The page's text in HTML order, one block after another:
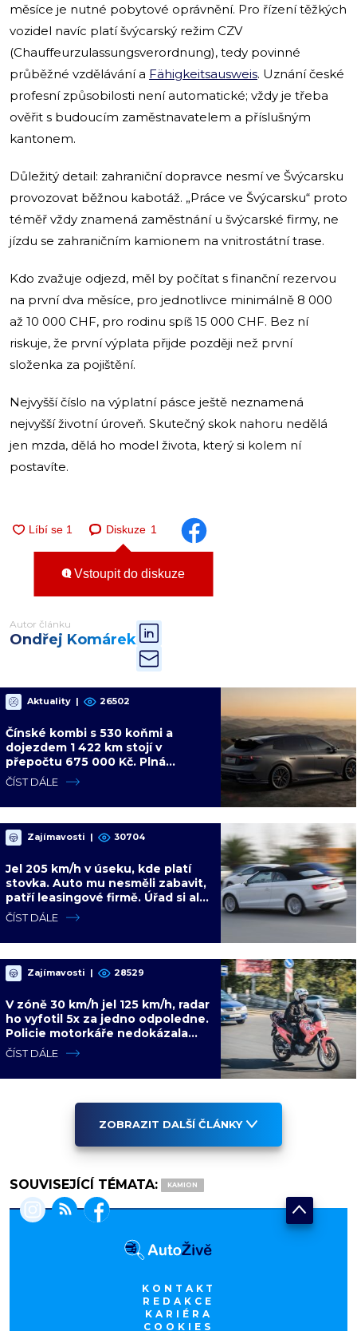
měsíce je nutné pobytové oprávnění. Pro řízení těžkých
vozidel navíc platí švýcarský režim CZV
(Chauffeurzulassungsverordnung), tedy povinné
průběžné vzdělávání a Fähigkeitsausweis. Uznání české
profesní způsobilosti není automatické; vždy je třeba
ověřit s budoucím zaměstnavatelem a příslušným
kantonem.
Důležitý detail: zahraniční dopravce nesmí ve Švýcarsku
provozovat běžnou kabotáž. „Práce ve Švýcarsku“ proto
téměř vždy znamená zaměstnání u švýcarské firmy, ne
jízdu se zahraničním kamionem na vnitrostátní trase.
Kdo zvažuje odjezd, měl by počítat s finanční rezervou
na první dva měsíce, pro jednotlivce minimálně 8 000
až 10 000 CHF, pro rodinu spíš 15 000 CHF. Bez ní
riskuje, že první výplata přijde později než první
složenka za pojištění.
Nejvyšší číslo na výplatní pásce ještě neznamená
nejvyšší životní úroveň. Skutečný skok nahoru nedělá
jen mzda, dělá ho model života, který si kolem ní
postavíte.
Diskuze 1
Vstoupit do diskuze
Autor článku
Ondřej Komárek
Aktuality | 26502
Čínské kombi s 530 koňmi a
dojezdem 1 422 km stojí v
přepočtu 675 000 Kč. Plná
výbava je v ceně, VW a BMW mají
problém
ČÍST DÁLE
Zajímavosti | 30704
Jel 205 km/h v úseku, kde platí
stovka. Auto mu nesměli zabavit,
patří leasingové firmě. Úřad si ale
poradil jinak
ČÍST DÁLE
Zajímavosti | 28529
V zóně 30 km/h jel 125 km/h, radar
ho vyfotil 5x za jedno odpoledne.
Policie motorkáře nedokázala
zastavit
ČÍST DÁLE
ZOBRAZIT DALŠÍ ČLÁNKY
SOUVISEJÍCÍ TÉMATA: KAMION
KONTAKT
REDAKCE
KARIÉRA
COOKIES